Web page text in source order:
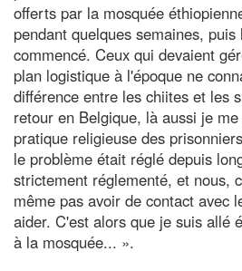
offerts par la mosquée
pendant quelques semaines,
commencé. Ceux qui devaient
plan logistique à l'époque ne
différence entre les chiites et les
retour en Belgique, là aussi je
pratique religieuse des
le problème était réglé depuis
strictement réglementé, et nous,
même pas avoir de contact avec
aider. C'est alors que je suis allé
à la mosquée... ».